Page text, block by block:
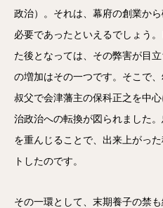
政治）。それは、幕府の創業か
必要であったといえるでしょう
た後となっては、その弊害が目
の増加はその一つです。そこで
叔父で会津藩主の保科正之を中
治政治への転換が図られました
を重んじることで、出来上がっ
トしたのです。
その一環として、末期養子の禁